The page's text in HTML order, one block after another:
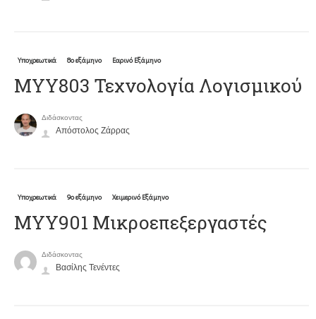
Υποχρεωτικά 8ο εξάμηνο Εαρινό Εξάμηνο
ΜΥΥ803 Τεχνολογία Λογισμικού
Διδάσκοντας
Απόστολος Ζάρρας
Υποχρεωτικά 9ο εξάμηνο Χειμερινό Εξάμηνο
ΜΥΥ901 Μικροεπεξεργαστές
Διδάσκοντας
Βασίλης Τενέντες